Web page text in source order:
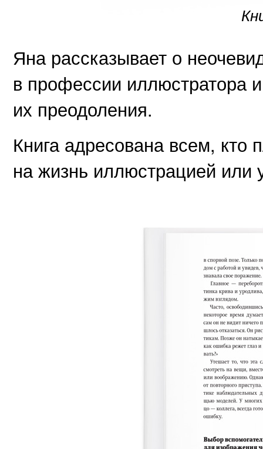
Яна рассказывает о
в профессии иллюстратора
их преодоления.
Книга адресована всем, кто
на жизнь иллюстрацией или